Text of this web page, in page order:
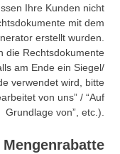
Ihre Kunden nicht
mit dem
erstellt wurden.
die Rechtsdokumente
am Ende ein Siegel/
verwendet wird, bitte
von uns” / “Auf
Grundlage von”, etc.).
Mengenrabatte